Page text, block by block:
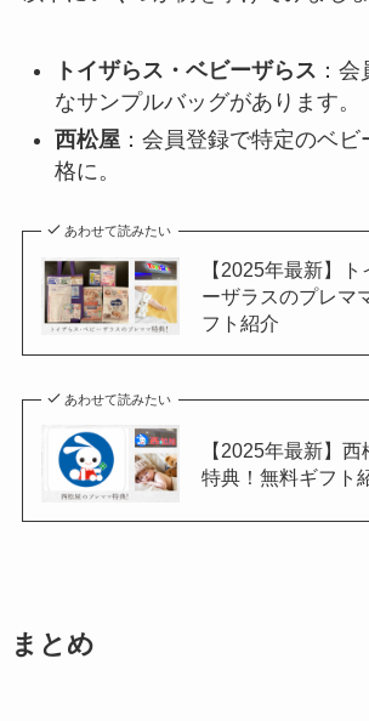
トイザらス・ベビーザらス ：
なサンプルバッグがあります。
西松屋 ：会員登録で特定のベ
格に。
あわせて読みたい
【2025年最新】
ーザラスのプレマ
フト紹介
あわせて読みたい
【2025年最新】
特典！無料ギフト
まとめ